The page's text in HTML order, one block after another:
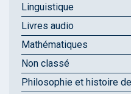
Linguistique
Livres audio
Mathématiques
Non classé
Philosophie et histoire